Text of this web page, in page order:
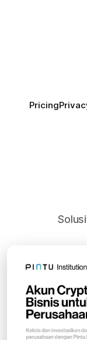
Pricing